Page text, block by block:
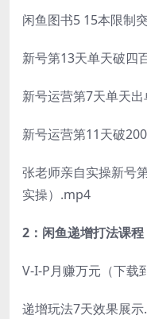
闲鱼图书5 15本限制
新号第13天单天破四
新号运营第7天单天
新号运营第11天破
张老师亲自实操新号
实操）.mp4
2：闲鱼递增打法课程
V-I-P月赚万元（下载
递增玩法7天效果展